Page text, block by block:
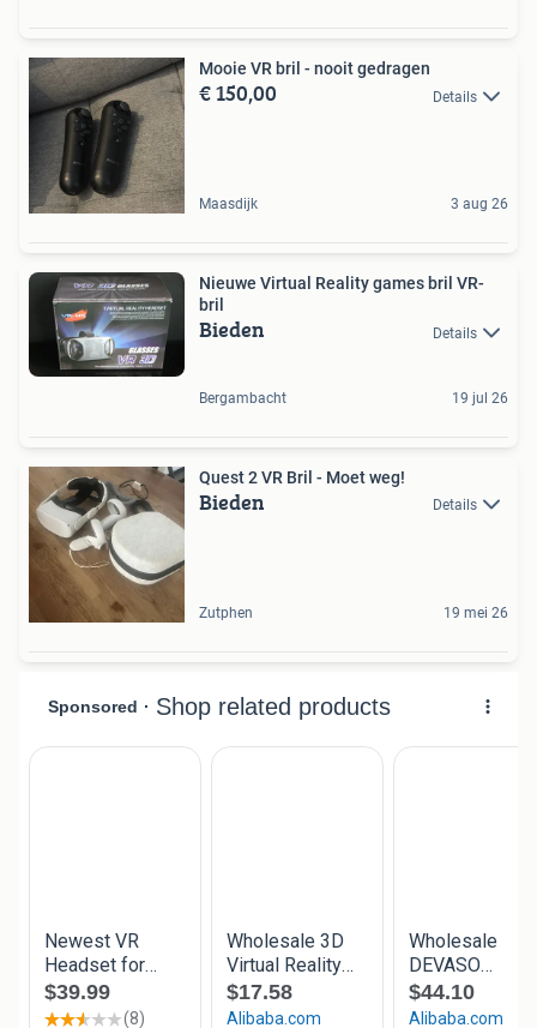
Mooie VR bril - nooit gedragen
€ 150,00 Details
Maasdijk 3 aug 26
Nieuwe Virtual Reality games bril VR-
bril
Bieden Details
Bergambacht 19 jul 26
Quest 2 VR Bril - Moet weg!
Bieden Details
Zutphen 19 mei 26